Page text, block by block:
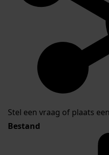
Stel een vraag of plaats
Bestand